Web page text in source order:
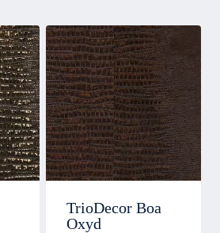
TrioDecor Boa
Oxyd